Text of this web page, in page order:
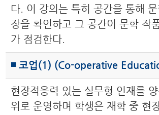
다. 이 강의는 특히 공간을 통해
장을 확인하고 그 공간이 문학 작
가 점검한다.
◾ 코업(1) (Co-operative
현장적응력 있는 실무형 인재를
위로 운영하며 학생은 재학 중 현